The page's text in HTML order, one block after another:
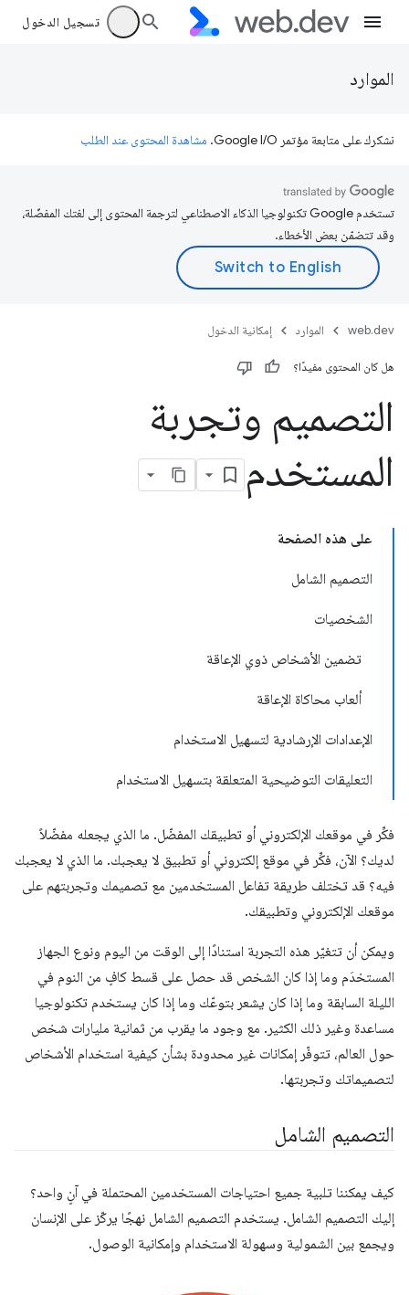
تسجيل الدخول
الموارد
نشكرك على متابعة مؤتمر Google I/O. مشاهدة المحتوى عند الطلب
تستخدم Google تكنولوجيا الذكاء الاصطناعي لترجمة المحتوى إلى لغتك المفضّلة،
وقد تتضمّن بعض الأخطاء.
web.dev الموارد إمكانية الدخول
هل كان المحتوى مفيدًا؟
التصميم وتجربة
المستخدم
على هذه الصفحة
التصميم الشامل
الشخصيات
تضمين الأشخاص ذوي الإعاقة
ألعاب محاكاة الإعاقة
الإعدادات الإرشادية لتسهيل الاستخدام
التعليقات التوضيحية المتعلقة بتسهيل الاستخدام
فكِّر في موقعك الإلكتروني أو تطبيقك المفضّل. ما الذي يجعله مفضّلاً
لديك؟ الآن، فكِّر في موقع إلكتروني أو تطبيق لا يعجبك. ما الذي لا يعجبك
فيه؟ قد تختلف طريقة تفاعل المستخدمين مع تصميمك وتجربتهم على
موقعك الإلكتروني وتطبيقك.
ويمكن أن تتغيّر هذه التجربة استنادًا إلى الوقت من اليوم ونوع الجهاز
المستخدَم وما إذا كان الشخص قد حصل على قسط كافٍ من النوم في
الليلة السابقة وما إذا كان يشعر بتوعّك وما إذا كان يستخدم تكنولوجيا
مساعدة وغير ذلك الكثير. مع وجود ما يقرب من ثمانية مليارات شخص
حول العالم، تتوفّر إمكانات غير محدودة بشأن كيفية استخدام الأشخاص
لتصميماتك وتجربتها.
التصميم الشامل
كيف يمكننا تلبية جميع احتياجات المستخدمين المحتملة في آنٍ واحد؟
إليك التصميم الشامل. يستخدم التصميم الشامل نهجًا يركّز على الإنسان
ويجمع بين الشمولية وسهولة الاستخدام وإمكانية الوصول.